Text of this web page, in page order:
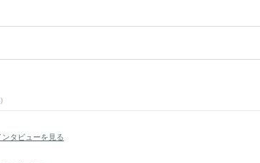
)
ンタビューを見る